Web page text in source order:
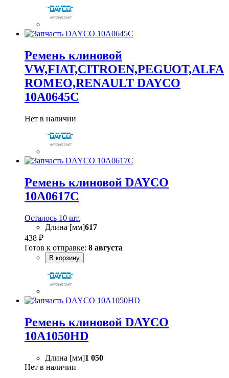
Ремень клиновой
VW,FIAT,CITROEN,PEGUOT,ALFA
ROMEO,RENAULT DAYCO
10A0645C
Нет в наличии
Ремень клиновой DAYCO
10A0617C
Осталось 10 шт.
Длина [мм]617
438 ₽
Готов к отправке: 8 августа
В корзину
Ремень клиновой DAYCO
10A1050HD
Длина [мм]1 050
Нет в наличии